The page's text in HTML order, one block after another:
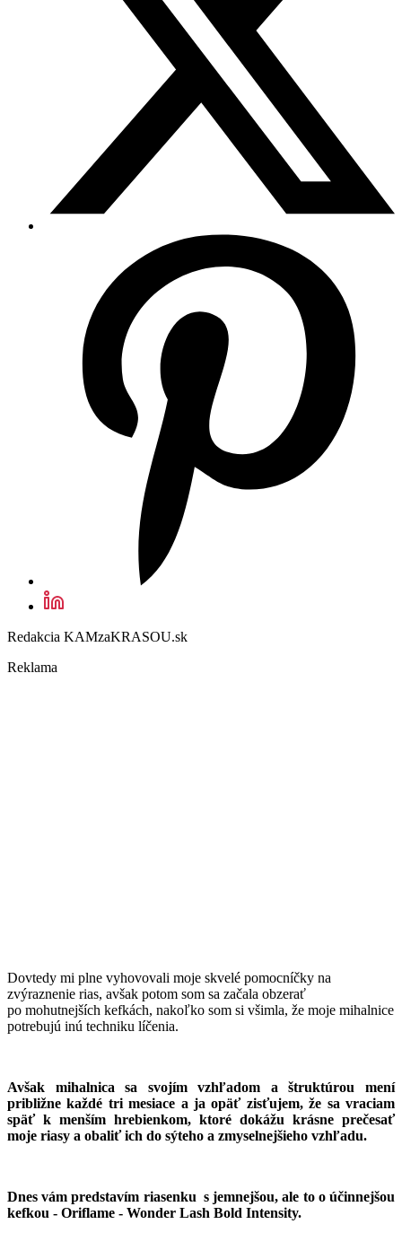
Redakcia KAMzaKRASOU.sk
Reklama
Dovtedy mi plne vyhovovali moje skvelé pomocníčky na
zvýraznenie rias, avšak potom som sa začala obzerať
po mohutnejších kefkách, nakoľko som si všimla, že moje mihalnice
potrebujú inú techniku líčenia.
Avšak mihalnica sa svojím vzhľadom a štruktúrou mení
približne každé tri mesiace a ja opäť zisťujem, že sa vraciam
späť k menším hrebienkom, ktoré dokážu krásne prečesať
moje riasy a obaliť ich do sýteho a zmyselnejšieho vzhľadu.
Dnes vám predstavím riasenku s jemnejšou, ale to o účinnejšou
kefkou - Oriflame - Wonder Lash Bold Intensity.